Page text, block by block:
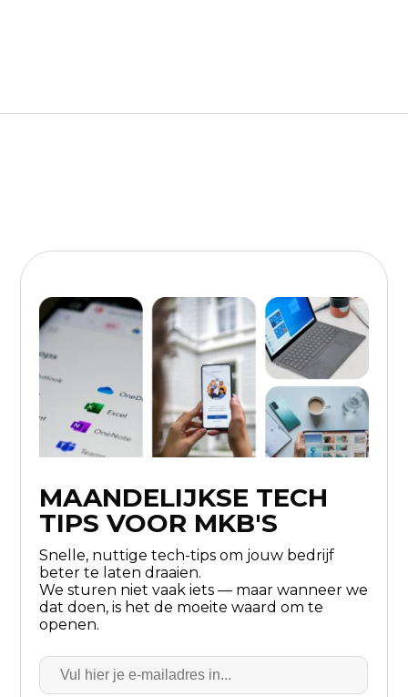
MAANDELIJKSE TECH
TIPS VOOR MKB'S
Snelle, nuttige tech-tips om jouw bedrijf
beter te laten draaien.
We sturen niet vaak iets — maar wanneer we
dat doen, is het de moeite waard om te
openen.